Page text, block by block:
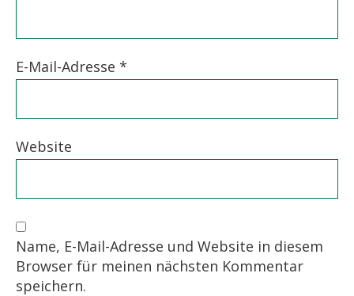
E-Mail-Adresse *
Website
Name, E-Mail-Adresse und Website in diesem
Browser für meinen nächsten Kommentar
speichern.